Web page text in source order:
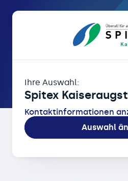
Ihre Auswahl:
Spitex Kaiseraugst
Kontaktinformationen
Auswahl